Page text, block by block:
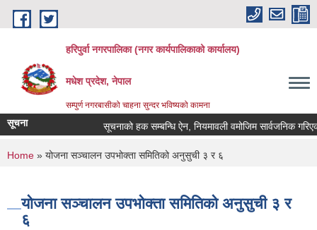
Skip to main content
हरिपुर्वा नगरपालिका (नगर कार्यपालिकाको कार्यालय)
मधेश प्रदेश, नेपाल
सम्पुर्ण नगरबासीको चाहना सुन्दर भविष्यको कामना
सूचना सूचनाको हक सम्बन्धि ऐन, नियमावली वमोजिम सार्वजनिक
You are here
Home » योजना सञ्‍चालन उपभोक्ता समितिको अनुसुची ३ र ६
योजना सञ्‍चालन उपभोक्ता समितिको अनुसुची ३ र
६